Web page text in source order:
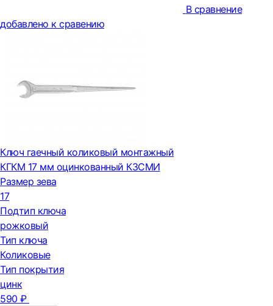
В сравнение
добавлено к сравению
Ключ гаечный коликовый монтажный
КГКМ 17 мм оцинкованный КЗСМИ
Размер зева
17
Подтип ключа
рожковый
Тип ключа
Коликовые
Тип покрытия
цинк
590 ₽